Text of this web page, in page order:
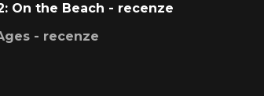
On the Beach - recenze
- recenze